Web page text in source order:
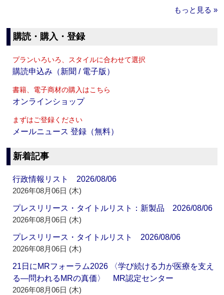
もっと見る »
購読・購入・登録
プランいろいろ、スタイルに合わせて選択
購読申込み（新聞 / 電子版）
書籍、電子商材の購入はこちら
オンラインショップ
まずはご登録ください
メールニュース 登録（無料）
新着記事
行政情報リスト 2026/08/06
2026年08月06日 (木)
プレスリリース・タイトルリスト：新製品 2026/08/06
2026年08月06日 (木)
プレスリリース・タイトルリスト 2026/08/06
2026年08月06日 (木)
21日にMRフォーラム2026 〈学び続ける力が医療を支え
る―問われるMRの真価〉 MR認定センター
2026年08月06日 (木)